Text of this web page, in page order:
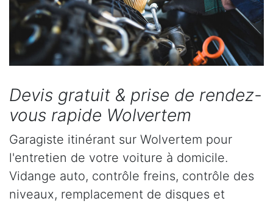
Devis gratuit & prise de rendez-
vous rapide Wolvertem
Garagiste itinérant sur Wolvertem pour
l'entretien de votre voiture à domicile.
Vidange auto, contrôle freins, contrôle des
niveaux, remplacement de disques et